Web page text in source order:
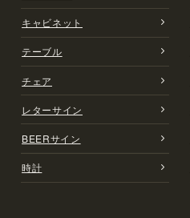
キャビネット
テーブル
チェア
レターサイン
BEERサイン
時計